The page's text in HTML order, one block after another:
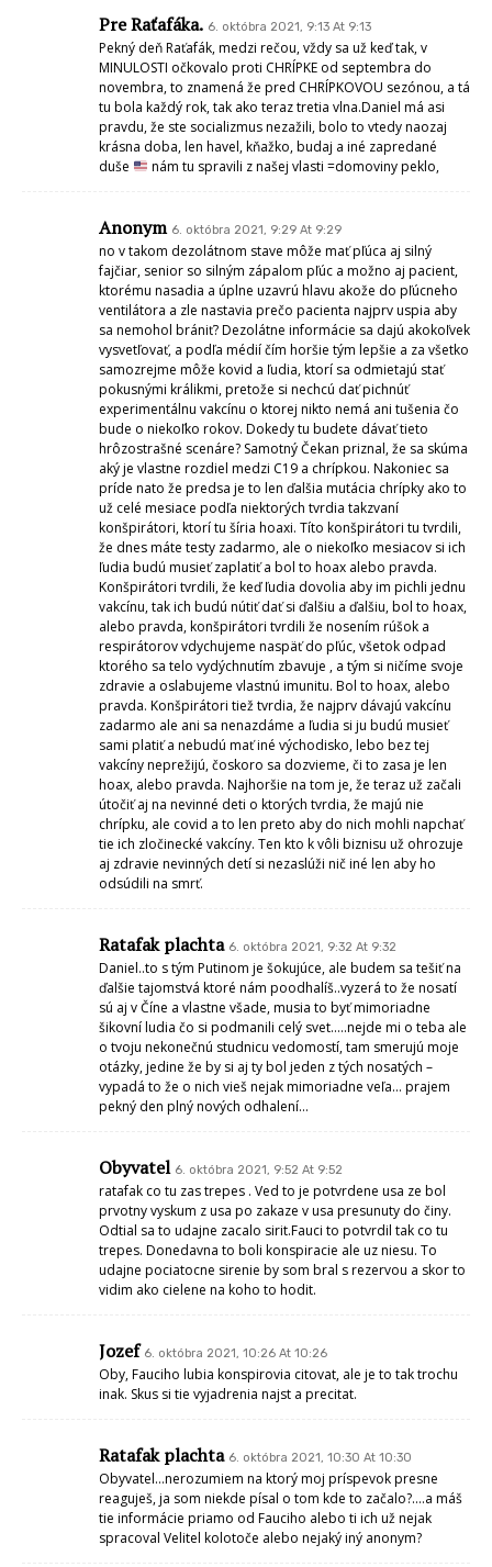
Pre Raťafáka. 6. októbra 2021, 9:13 At 9:13
Pekný deň Raťafák, medzi rečou, vždy sa už keď tak, v
MINULOSTI očkovalo proti CHRÍPKE od septembra do
novembra, to znamená že pred CHRÍPKOVOU sezónou, a tá
tu bola každý rok, tak ako teraz tretia vlna.Daniel má asi
pravdu, že ste socializmus nezažili, bolo to vtedy naozaj
krásna doba, len havel, kňažko, budaj a iné zapredané
duše
nám tu spravili z našej vlasti =domoviny peklo,
Anonym 6. októbra 2021, 9:29 At 9:29
no v takom dezolátnom stave môže mať pľúca aj silný
fajčiar, senior so silným zápalom pľúc a možno aj pacient,
ktorému nasadia a úplne uzavrú hlavu akože do pľúcneho
ventilátora a zle nastavia prečo pacienta najprv uspia aby
sa nemohol brániť? Dezolátne informácie sa dajú akokoľvek
vysvetľovať, a podľa médií čím horšie tým lepšie a za všetko
samozrejme môže kovid a ľudia, ktorí sa odmietajú stať
pokusnými králikmi, pretože si nechcú dať pichnúť
experimentálnu vakcínu o ktorej nikto nemá ani tušenia čo
bude o niekoľko rokov. Dokedy tu budete dávať tieto
hrôzostrašné scenáre? Samotný Čekan priznal, že sa skúma
aký je vlastne rozdiel medzi C19 a chrípkou. Nakoniec sa
príde nato že predsa je to len ďalšia mutácia chrípky ako to
už celé mesiace podľa niektorých tvrdia takzvaní
konšpirátori, ktorí tu šíria hoaxi. Títo konšpirátori tu tvrdili,
že dnes máte testy zadarmo, ale o niekoľko mesiacov si ich
ľudia budú musieť zaplatiť a bol to hoax alebo pravda.
Konšpirátori tvrdili, že keď ľudia dovolia aby im pichli jednu
vakcínu, tak ich budú nútiť dať si ďalšiu a ďalšiu, bol to hoax,
alebo pravda, konšpirátori tvrdili že nosením rúšok a
respirátorov vdychujeme naspäť do pľúc, všetok odpad
ktorého sa telo vydýchnutím zbavuje , a tým si ničíme svoje
zdravie a oslabujeme vlastnú imunitu. Bol to hoax, alebo
pravda. Konšpirátori tiež tvrdia, že najprv dávajú vakcínu
zadarmo ale ani sa nenazdáme a ľudia si ju budú musieť
sami platiť a nebudú mať iné východisko, lebo bez tej
vakcíny neprežijú, čoskoro sa dozvieme, či to zasa je len
hoax, alebo pravda. Najhoršie na tom je, že teraz už začali
útočiť aj na nevinné deti o ktorých tvrdia, že majú nie
chrípku, ale covid a to len preto aby do nich mohli napchať
tie ich zločinecké vakcíny. Ten kto k vôli biznisu už ohrozuje
aj zdravie nevinných detí si nezaslúži nič iné len aby ho
odsúdili na smrť.
Ratafak plachta 6. októbra 2021, 9:32 At 9:32
Daniel..to s tým Putinom je šokujúce, ale budem sa tešiť na
ďalšie tajomstvá ktoré nám poodhalíš..vyzerá to že nosatí
sú aj v Číne a vlastne všade, musia to byť mimoriadne
šikovní ludia čo si podmanili celý svet…..nejde mi o teba ale
o tvoju nekonečnú studnicu vedomostí, tam smerujú moje
otázky, jedine že by si aj ty bol jeden z tých nosatých –
vypadá to že o nich vieš nejak mimoriadne veľa… prajem
pekný den plný nových odhalení…
Obyvatel 6. októbra 2021, 9:52 At 9:52
ratafak co tu zas trepes . Ved to je potvrdene usa ze bol
prvotny vyskum z usa po zakaze v usa presunuty do činy.
Odtial sa to udajne zacalo sirit.Fauci to potvrdil tak co tu
trepes. Donedavna to boli konspiracie ale uz niesu. To
udajne pociatocne sirenie by som bral s rezervou a skor to
vidim ako cielene na koho to hodit.
Jozef 6. októbra 2021, 10:26 At 10:26
Oby, Fauciho lubia konspirovia citovat, ale je to tak trochu
inak. Skus si tie vyjadrenia najst a precitat.
Ratafak plachta 6. októbra 2021, 10:30 At 10:30
Obyvatel…nerozumiem na ktorý moj príspevok presne
reaguješ, ja som niekde písal o tom kde to začalo?….a máš
tie informácie priamo od Fauciho alebo ti ich už nejak
spracoval Velitel kolotoče alebo nejaký iný anonym?